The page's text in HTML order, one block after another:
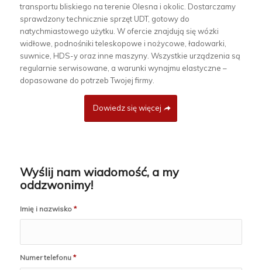
transportu bliskiego na terenie Olesna i okolic. Dostarczamy
sprawdzony technicznie sprzęt UDT, gotowy do
natychmiastowego użytku. W ofercie znajdują się wózki
widłowe, podnośniki teleskopowe i nożycowe, ładowarki,
suwnice, HDS-y oraz inne maszyny. Wszystkie urządzenia są
regularnie serwisowane, a warunki wynajmu elastyczne –
dopasowane do potrzeb Twojej firmy.
Dowiedz się więcej
Wyślij nam wiadomość, a my
oddzwonimy!
Imię i nazwisko *
Numer telefonu *